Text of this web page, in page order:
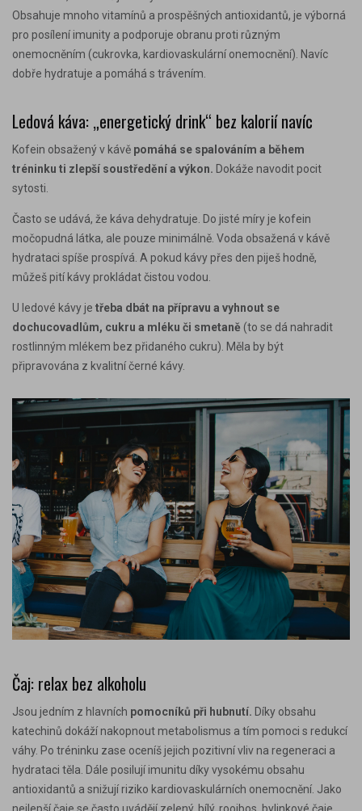
Obsahuje mnoho vitamínů a prospěšných antioxidantů, je výborná
pro posílení imunity a podporuje obranu proti různým
onemocněním (cukrovka, kardiovaskulární onemocnění). Navíc
dobře hydratuje a pomáhá s trávením.
Ledová káva: „energetický drink“ bez kalorií navíc
Kofein obsažený v kávě pomáhá se spalováním a během
tréninku ti zlepší soustředění a výkon. Dokáže navodit pocit
sytosti.
Často se udává, že káva dehydratuje. Do jisté míry je kofein
močopudná látka, ale pouze minimálně. Voda obsažená v kávě
hydrataci spíše prospívá. A pokud kávy přes den piješ hodně,
můžeš pití kávy prokládat čistou vodou.
U ledové kávy je třeba dbát na přípravu a vyhnout se
dochucovadlům, cukru a mléku či smetaně (to se dá nahradit
rostlinným mlékem bez přidaného cukru). Měla by být
připravována z kvalitní černé kávy.
Čaj: relax bez alkoholu
Jsou jedním z hlavních pomocníků při hubnutí. Díky obsahu
katechinů dokáží nakopnout metabolismus a tím pomoci s redukcí
váhy. Po tréninku zase oceníš jejich pozitivní vliv na regeneraci a
hydrataci těla. Dále posilují imunitu díky vysokému obsahu
antioxidantů a snižují riziko kardiovaskulárních onemocnění. Jako
nejlepší čaje se často uvádějí zelený, bílý, rooibos, bylinkové čaje